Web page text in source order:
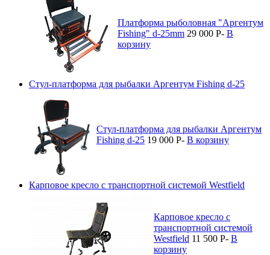
Платформа рыболовная "Аргентум
Fishing" d-25mm 29 000 P- В
корзину
Стул-платформа для рыбалки Аргентум Fishing d-25
Стул-платформа для рыбалки Аргентум
Fishing d-25 19 000 P- В корзину
Карповое кресло с транспортной системой Westfield
Карповое кресло с
транспортной системой
Westfield 11 500 P- В
корзину